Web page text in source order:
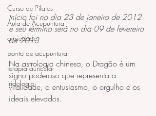
Curso de Pilates
Aula de Acupuntura
ansiedade
ponto de acupuntura
terapia auricular
iridologia
Início foi no dia 23 de janeiro de 2012
e seu término será no dia 09 de fevereiro
de 2013.
Na astrologia chinesa, o Dragão é um
signo poderoso que representa a
vitalidade, o entusiasmo, o orgulho e os
ideais elevados.